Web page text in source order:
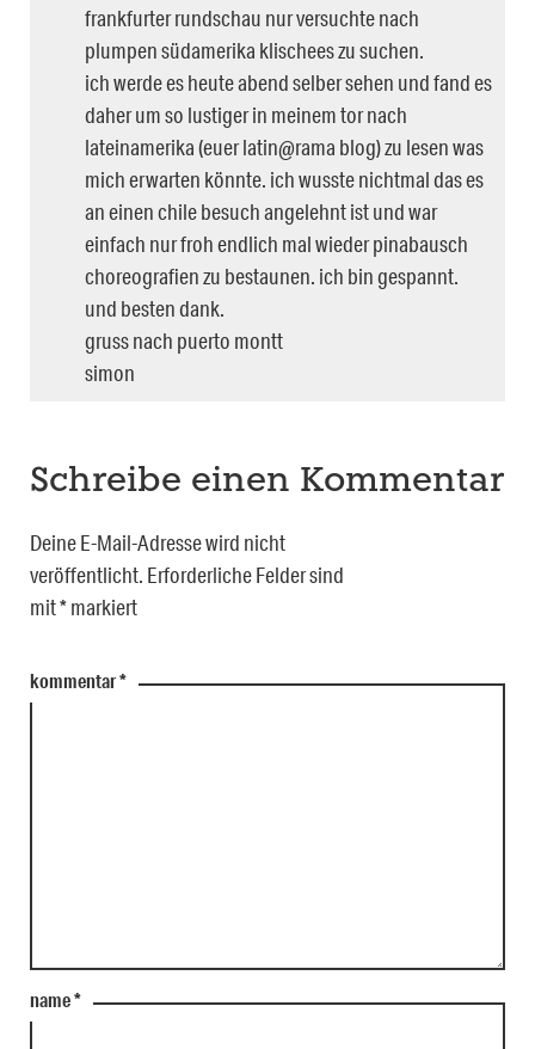
frankfurter rundschau nur versuchte nach
plumpen südamerika klischees zu suchen.
ich werde es heute abend selber sehen und fand es
daher um so lustiger in meinem tor nach
lateinamerika (euer latin@rama blog) zu lesen was
mich erwarten könnte. ich wusste nichtmal das es
an einen chile besuch angelehnt ist und war
einfach nur froh endlich mal wieder pinabausch
choreografien zu bestaunen. ich bin gespannt.
und besten dank.
gruss nach puerto montt
simon
Schreibe einen Kommentar
Deine E-Mail-Adresse wird nicht
veröffentlicht. Erforderliche Felder sind
mit*markiert
kommentar*
name*